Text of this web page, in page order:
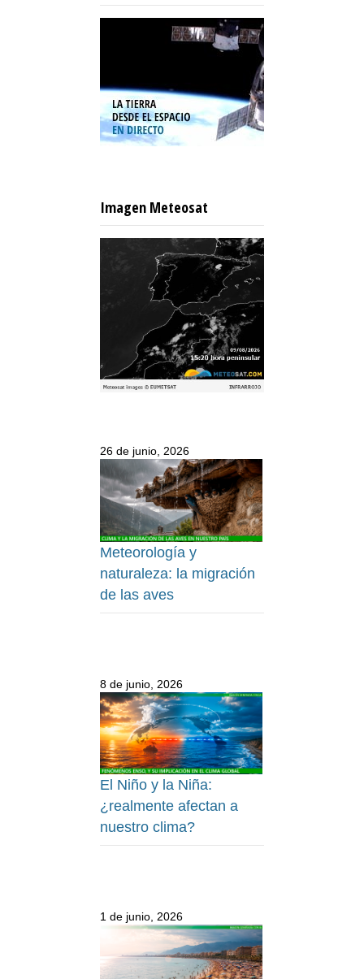
Imagen Meteosat
26 de junio, 2026
Meteorología y
naturaleza: la migración
de las aves
8 de junio, 2026
El Niño y la Niña:
¿realmente afectan a
nuestro clima?
1 de junio, 2026